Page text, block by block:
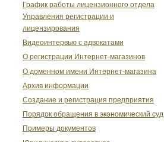
График работы лицензионного отдела
Управления регистрации и
лицензирования
Видеоинтервью с адвокатами
О регистрации Интернет-магазинов
О доменном имени Интернет-магазина
Архив информации
Создание и регистрация предприятия
Порядок обращения в экономический суд
Примеры документов